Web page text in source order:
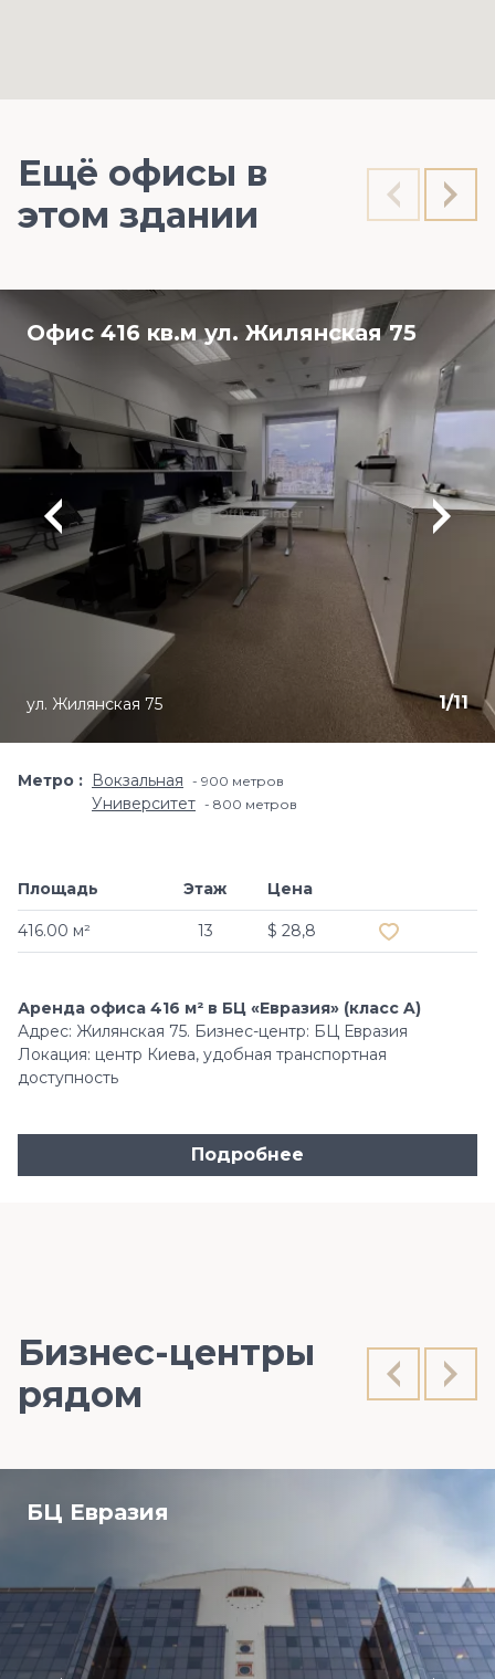
Ещё офисы в
этом здании
Офис 416 кв.м ул. Жилянская 75
1/11
ул. Жилянская 75
Метро Вокзальная 900 метров
Университет 800 метров
Площадь
416.00 м²
Этаж
13
Цена
$ 28,8
Аренда офиса 416 м² в БЦ «Евразия» (класс A)
Адрес: Жилянская 75. Бизнес-центр: БЦ Евразия
Локация: центр Киева, удобная транспортная
доступность
Подробнее
Бизнес-центры
рядом
БЦ Евразия